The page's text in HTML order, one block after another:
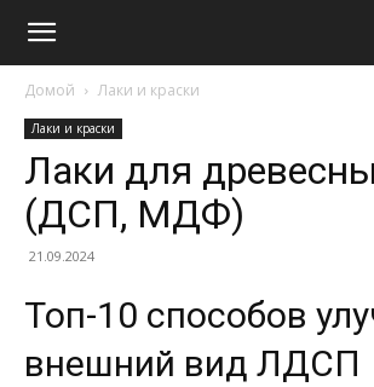
Домой Лаки и краски
Лаки и краски
Лаки для
(ДСП, МДФ)
21.09.2024
Топ-10 способов
внешний вид ЛДСП